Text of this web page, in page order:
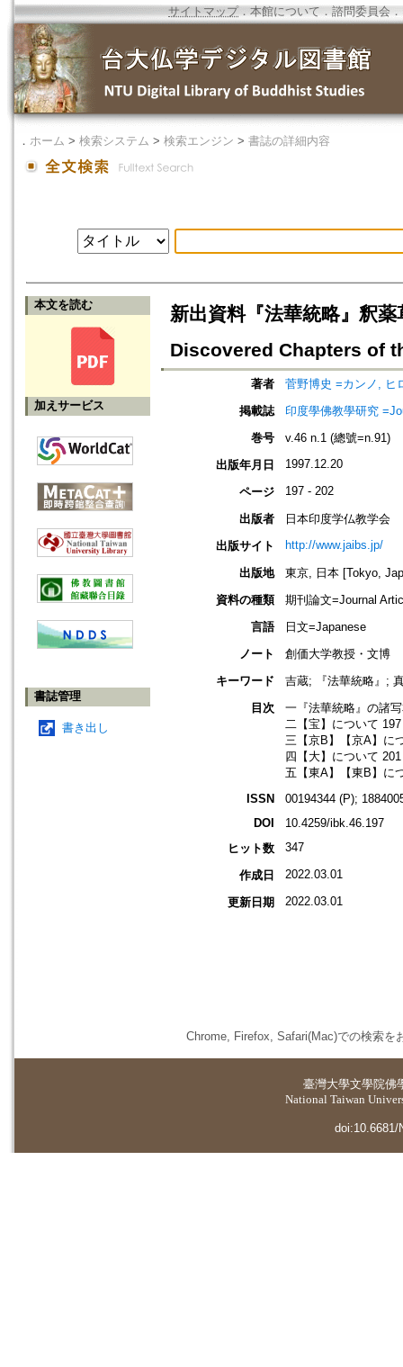
サイトマップ．本館について ． 諮問委員会 ．
． ホーム > 検索システム > 検索エンジン > 書誌の詳細内容
本文を読む
加えサービス
書誌管理
書き出し
新出資料『法華統略』釈
Discovered Chapters of
著者
菅野博史 =カンノ, ヒ
掲載誌
印度學佛教學研究
巻号
v.46 n.1 (總號=n.91)
出版年月日
1997.12.20
ページ 197 - 202
出版者
日本印度学仏教学会
出版サイト
http://www.jaibs.jp/
出版地
東京, 日本 [Tokyo,
資料の種類
期刊論文=Journal
言語
日文=Japanese
ノート
創価大学教授・文博
キーワード
吉蔵; 『法華統略』;
目次
一『法華統略』の諸
二【宝】について 197
三【京B】【京A】に
四【大】について 201
五【東A】【東B】に
ISSN
00194344 (P);
DOI
10.4259/ibk.46.197
ヒット数
347
作成日 2022.03.01
更新日期 2022.03.01
Chrome, Firefox, Safari(Mac)での検索を
臺灣大學文學院佛
National Taiwan
doi:10.6681/